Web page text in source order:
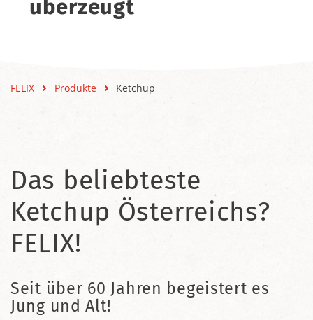
überzeugt
FELIX Produkte Ketchup
Das beliebteste
Ketchup Österreichs?
FELIX!
Seit über 60 Jahren begeistert es
Jung und Alt!